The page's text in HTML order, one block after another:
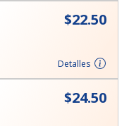
⁦$22.50⁩
Detalles
⁦$24.50⁩